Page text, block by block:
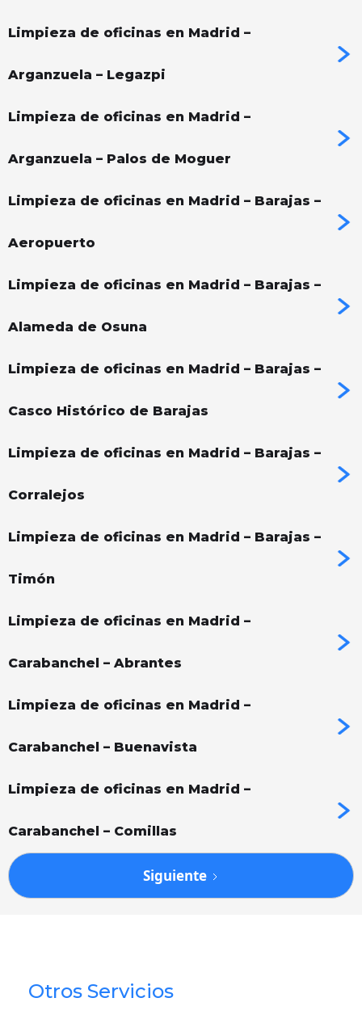
Limpieza de oficinas en Madrid –
Arganzuela – Legazpi
Limpieza de oficinas en Madrid –
Arganzuela – Palos de Moguer
Limpieza de oficinas en Madrid – Barajas –
Aeropuerto
Limpieza de oficinas en Madrid – Barajas –
Alameda de Osuna
Limpieza de oficinas en Madrid – Barajas –
Casco Histórico de Barajas
Limpieza de oficinas en Madrid – Barajas –
Corralejos
Limpieza de oficinas en Madrid – Barajas –
Timón
Limpieza de oficinas en Madrid –
Carabanchel – Abrantes
Limpieza de oficinas en Madrid –
Carabanchel – Buenavista
Limpieza de oficinas en Madrid –
Carabanchel – Comillas
Siguiente
Otros Servicios